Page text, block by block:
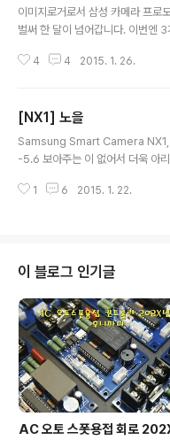
이미지로거로서 삼성 카메라 프로
벌써 한 달이 넘어갑니다. 이번엔
느꼈던 점을 정리하고 뒷얘기를 가
X1이 어떤 변화를 가져다주었는지
안렌즈 (NX 10mm F3.5
서 얘기하는 개념으로 보시면 될 것
었습니다. 시간이 지나면서 기능들
4 4 2015. 1. 26.
[NX1] 노을
Samsung Smart Camera
-5.6 보아주는 이 없어서 더욱 아
1 6 2015. 1. 22.
이 블로그 인기글
AC 오토 스폿용접 회로